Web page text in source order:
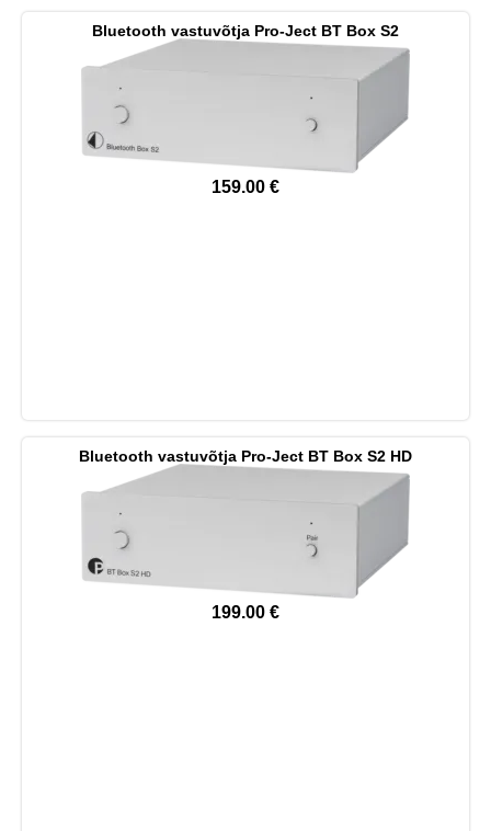
Bluetooth vastuvõtja Pro-Ject BT Box S2
159.00 €
Bluetooth vastuvõtja Pro-Ject BT Box S2 HD
199.00 €